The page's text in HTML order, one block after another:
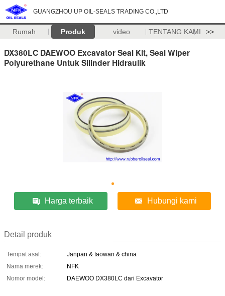
GUANGZHOU UP OIL-SEALS TRADING CO.,LTD
Rumah Produk video TENTANG KAMI >>
DX380LC DAEWOO Excavator Seal Kit, Seal Wiper
Polyurethane Untuk Silinder Hidraulik
Harga terbaik Hubungi kami
Detail produk
Tempat asal:
Janpan & taowan & china
Nama merek:
NFK
Nomor model:
DAEWOO DX380LC dari Excavator